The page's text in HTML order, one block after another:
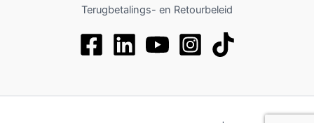
Terugbetalings- en Retourbeleid